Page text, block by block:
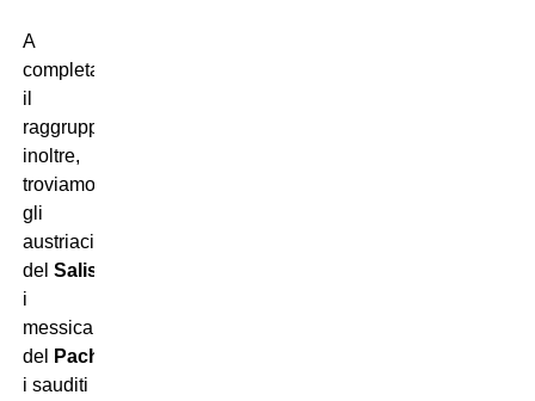
A
completare
il
raggruppamento,
inoltre,
troviamo
gli
austriaci
del Salisburgo
i
messicani
del
Pachuca
i sauditi